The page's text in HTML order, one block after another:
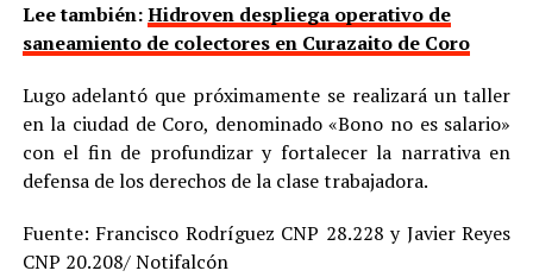
Lee también:Hidroven despliega operativo de
saneamiento de colectores en Curazaito de Coro
Lugo adelantó que próximamente se realizará un taller
en la ciudad de Coro, denominado «Bono no es salario»
con el fin de profundizar y fortalecer la narrativa en
defensa de los derechos de la clase trabajadora.
Fuente: Francisco Rodríguez CNP 28.228 y Javier Reyes
CNP 20.208/ Notifalcón